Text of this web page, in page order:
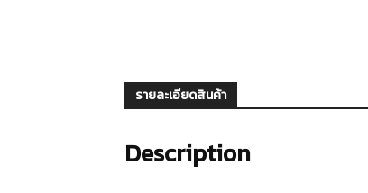
รายละเอียดสินค้า
Description